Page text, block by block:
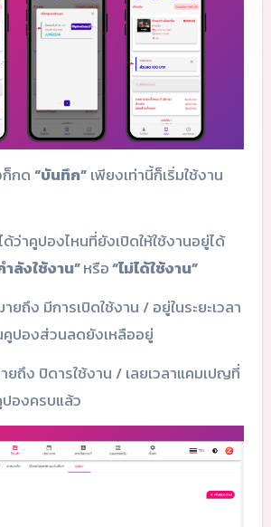
กด“บันทึก”เพียงเท่านี้ก็เริ่มใช้งาน
ว่าคูปองไหนที่ยังเปิดให้ใช้งานอยู่ได้
ำลังใช้งาน”หรือ“ไม่ได้ใช้งาน”
ยถึง มีการเปิดใช้งาน / อยู่ในระยะเวลา
ปองส่วนลดยังเหลืออยู่
ถึง ปิดารใช้งาน / เลยเวลาแคมเปญที่
องครบแล้ว